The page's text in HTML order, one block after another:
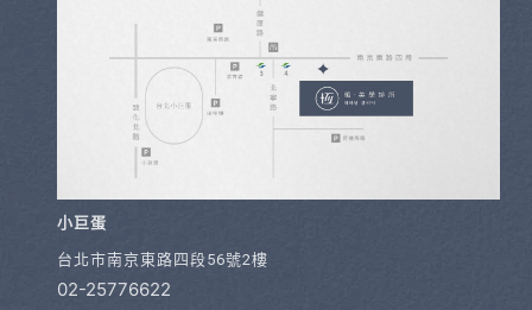
小巨蛋
台北市南京東路四段56號2樓
02-25776622